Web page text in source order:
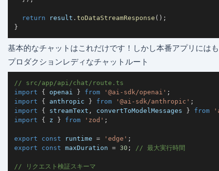
return result . toDataStreamResponse ( ) ;
}
基本的なチャットはこれだけです！しかし本番アプリには
プロダクションレディなチャットルート
// src/app/api/chat/route.ts
import
{ openai } from '@ai-sdk/openai' ;
import
{ anthropic } from '@ai-sdk/anthropic' ;
import
{ streamText , convertToModelMessages } from
import
{ z } from 'zod' ;
export const runtime = 'edge' ;
export
const maxDuration = 30 ; // 最大実行時間
// リクエスト検証スキーマ